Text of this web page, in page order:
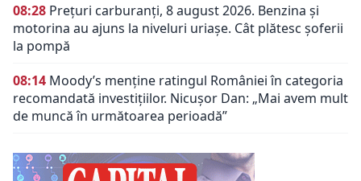
08:28 Prețuri carburanți, 8 august 2026. Benzina și
motorina au ajuns la niveluri uriașe. Cât plătesc șoferii
la pompă
08:14 Moody’s menține ratingul României în categoria
recomandată investițiilor. Nicușor Dan: „Mai avem mult
de muncă în următoarea perioadă”